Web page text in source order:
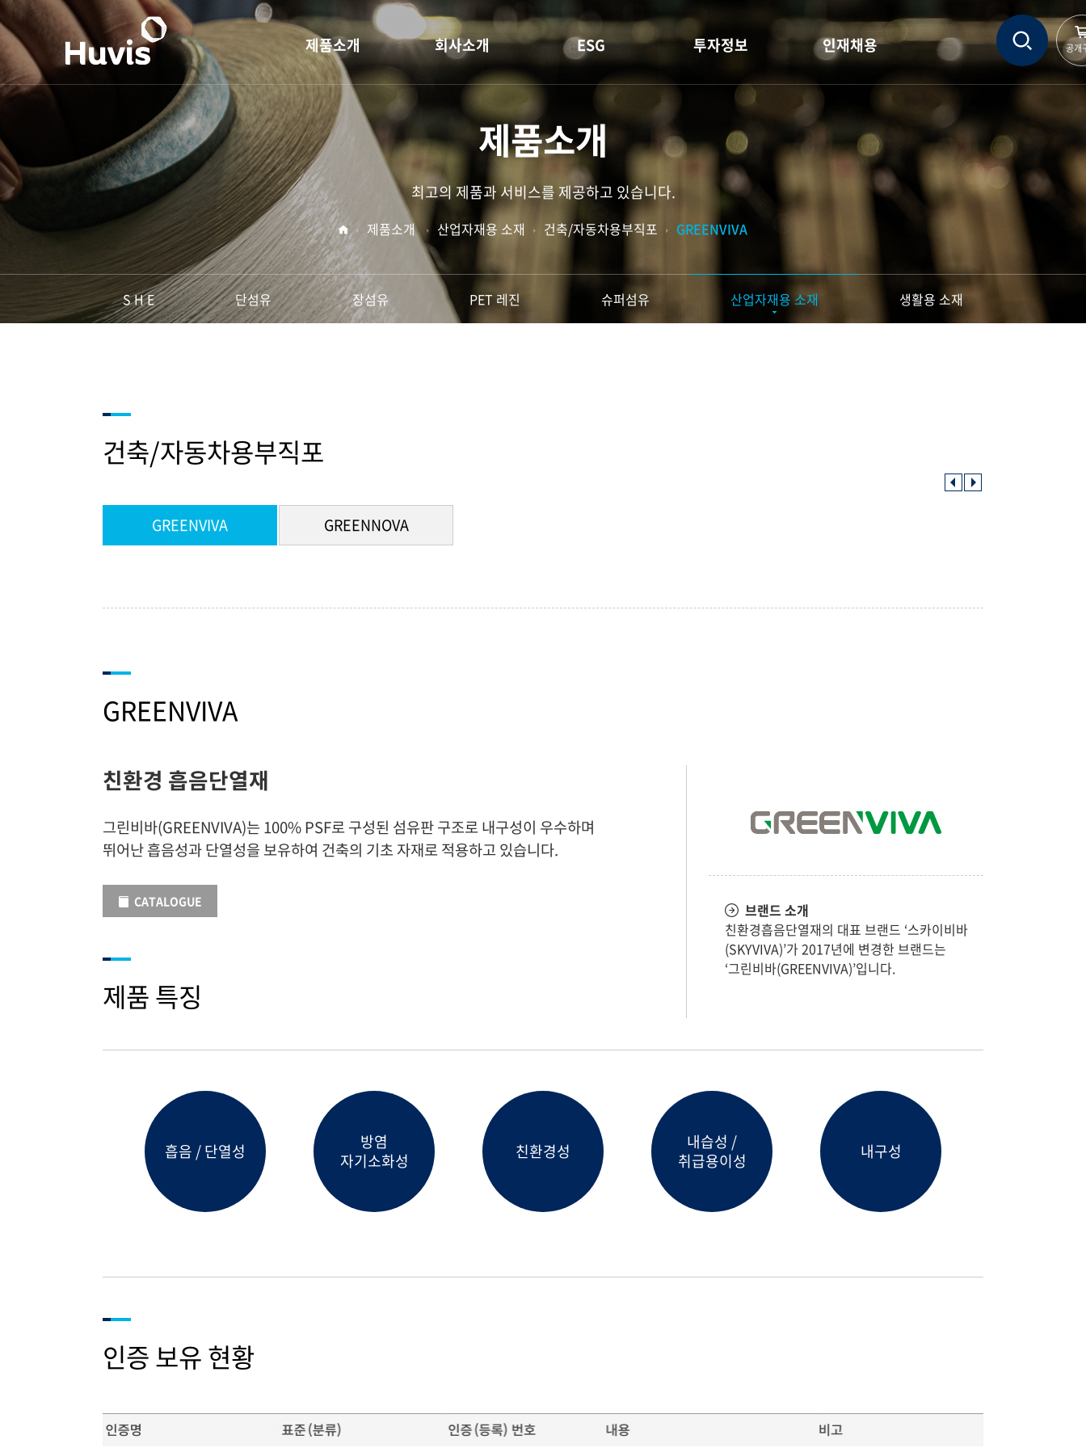
제품소개
S H E
단섬유
장섬유
PET 레진
슈퍼섬유
산업자재용 소재
생활용 소재
회사소개
기업정보
CEO인사말
사업분야
사업장소개
R&D
홍보센터
ESG
휴비스 ESG
E (환경)
S (사회)
G (지배구조)
ESG 데이터
투자정보
재무정보
공시정보
배당현황
인재채용
인사제도
직무소개
공개
제품소개
최고의 제품과 서비스를 제공하고 있습니다.
제품소개 산업자재용 소재 건축/자동차용부직포 GREENVIVA
S H E 단섬유 장섬유 PET 레진 슈퍼섬유 산업자재용 소재 생활용 소재
건축/자동차용부직포
GREENVIVA GREENNOVA
GREENVIVA
친환경 흡음단열재
그린비바(GREENVIVA)는 100% PSF로 구성된 섬유판 구조로 내구성이 우수하며
뛰어난 흡음성과 단열성을 보유하여 건축의 기초 자재로 적용하고 있습니다.
CATALOGUE
브랜드 소개
친환경흡음단열재의 대표 브랜드 ‘스카이비바
(SKYVIVA)’가 2017년에 변경한 브랜드는
‘그린비바(GREENVIVA)’입니다.
제품 특징
흡음 / 단열성
방염
자기소화성
친환경성
내습성 /
취급용이성
내구성
인증 보유 현황